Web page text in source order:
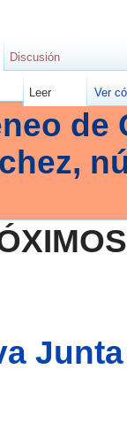
de
Discusión
Leer Ver